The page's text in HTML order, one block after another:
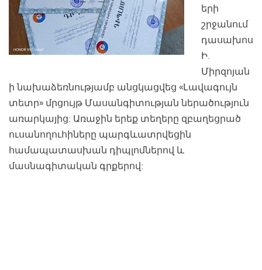
երի
շրջանում
դասախոս
Ի.
Միրզոյան
ի նախաձեռնությամբ անցկացվեց «Լավագույն
տետր» մրցույթ Մասանգիտության ներածություն
առարկայից: Առաջին երեք տեղերը զբաղեցրած
ուսանողուհիները պարգևատրվեցին
համապատասխան դիպլոմներով և
մասնագիտական գրքերով: